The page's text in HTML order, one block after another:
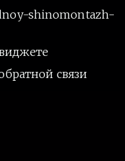
shinomontazh-
связи